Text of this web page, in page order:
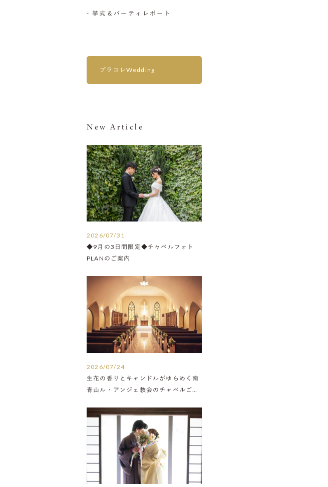
- 挙式＆パーティレポート
プラコレWedding
New Article
2026/07/31
◆9月の3日間限定◆チャペルフォト
PLANのご案内
2026/07/24
生花の香りとキャンドルがゆらめく南
青山ル・アンジェ教会のチャペルご紹